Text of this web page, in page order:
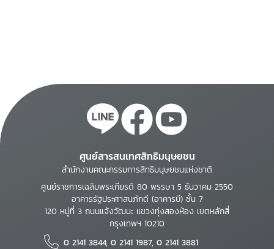
ศูนย์สารสนเทศสิทธิมนุษยชน
สำนักงานคณะกรรมการสิทธิมนุษยชนแห่งชาติ
ศูนย์ราชการเฉลิมพระเกียรติ 80 พรรษา 5 ธันวาคม 2550
อาคารรัฐประศาสนภักดี (อาคารบี) ชั้น 7
120 หมู่ที่ 3 ถนนแจ้งวัฒนะ แขวงทุ่งสองห้อง เขตหลักสี่
กรุงเทพฯ 10210
0 2141 3844, 0 2141 1987, 0 2141 3881